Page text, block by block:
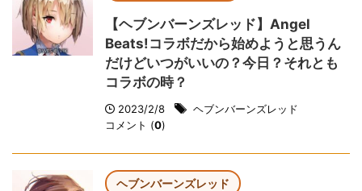
【ヘブンバーンズレッド】Angel
Beats!コラボだから始めようと思うん
だけどいつがいいの？今日？それとも
コラボの時？
2023/2/8
ヘブンバーンズレッド
コメント (0)
ヘブンバーンズレッド